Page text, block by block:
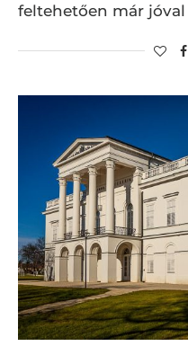
feltehetően már